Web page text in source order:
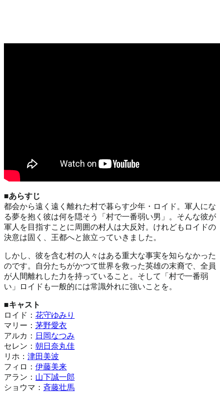
■あらすじ
都会から遠く遠く離れた村で暮らす少年・ロイド。軍人にな
る夢を抱く彼は何を隠そう「村で一番弱い男」。そんな彼が
軍人を目指すことに周囲の村人は大反対。けれどもロイドの
決意は固く、王都へと旅立っていきました。
しかし、彼を含む村の人々はある重大な事実を知らなかった
のです。自分たちがかつて世界を救った英雄の末裔で、全員
が人間離れした力を持っていること。そして「村で一番弱
い」ロイドも一般的には常識外れに強いことを。
■キャスト
ロイド： 花守ゆみり
マリー： 茅野愛衣
アルカ： 日岡なつみ
セレン： 朝日奈丸佳
リホ： 津田美波
フィロ： 伊藤美来
アラン： 山下誠一郎
ショウマ： 斉藤壮馬